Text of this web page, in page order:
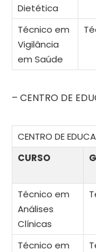
Dietética
Técnico em
Vigilância
em Saúde
– CENTRO DE
CENTRO DE
CURSO
Técnico em
Análises
Clínicas
Técnico em